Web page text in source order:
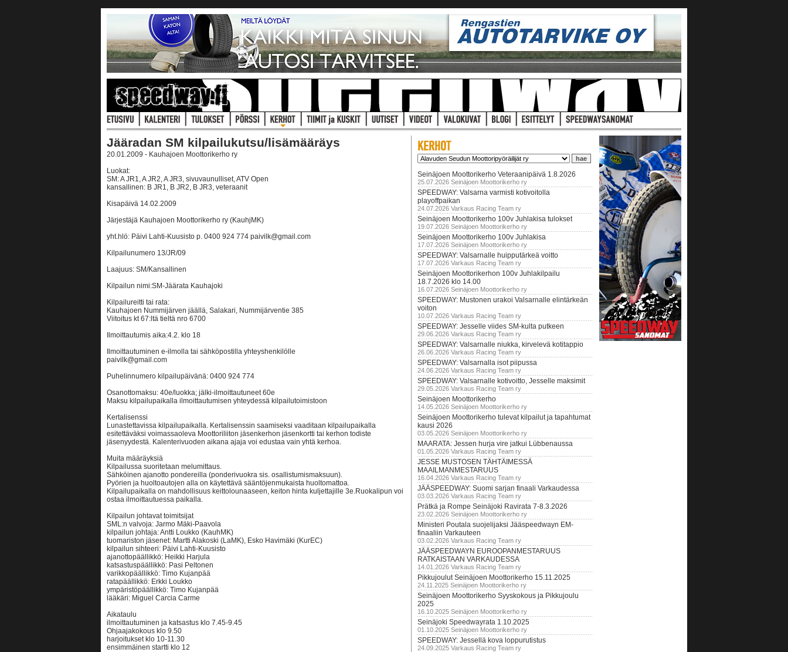
Jääradan SM kilpailukutsu/lisämääräys
20.01.2009 - Kauhajoen Moottorikerho ry
Luokat:
SM: A JR1, A JR2, A JR3, sivuvaunulliset, ATV Open
kansallinen: B JR1, B JR2, B JR3, veteraanit
Kisapäivä 14.02.2009
Järjestäjä Kauhajoen Moottorikerho ry (KauhjMK)
yht.hlö: Päivi Lahti-Kuusisto p. 0400 924 774 paivilk@gmail.com
Kilpailunumero 13/JR/09
Laajuus: SM/Kansallinen
Kilpailun nimi:SM-Jäärata Kauhajoki
Kilpailureitti tai rata:
Kauhajoen Nummijärven jäällä, Salakari, Nummijärventie 385
Viitoitus kt 67:ltä tieltä nro 6700
Ilmoittautumis aika:4.2. klo 18
Ilmoittautuminen e-ilmolla tai sähköpostilla yhteyshenkilölle
paivilk@gmail.com
Puhelinnumero kilpailupäivänä: 0400 924 774
Osanottomaksu: 40e/luokka; jälki-ilmoittautuneet 60e
Maksu kilpailupaikalla ilmoittautumisen yhteydessä kilpailutoimistoon
Kertalisenssi
Lunastettavissa kilpailupaikalla. Kertalisenssin saamiseksi vaaditaan kilpailupaikalla
esitettäväksi voimassaoleva Moottoriliiton jäsenkerhon jäsenkortti tai kerhon todiste
jäsenyydestä. Kalenterivuoden aikana ajaja voi edustaa vain yhtä kerhoa.
Muita määräyksiä
Kilpailussa suoritetaan melumittaus.
Sähköinen ajanotto pondereilla (ponderivuokra sis. osallistumismaksuun).
Pyörien ja huoltoautojen alla on käytettävä sääntöjenmukaista huoltomattoa.
Kilpailupaikalla on mahdollisuus keittolounaaseen, keiton hinta kuljettajille 3e.Ruokalipun voi
ostaa ilmoittautuessa paikalla.
Kilpailun johtavat toimitsijat
SML:n valvoja: Jarmo Mäki-Paavola
kilpailun johtaja: Antti Loukko (KauhMK)
tuomariston jäsenet: Martti Alakoski (LaMK), Esko Havimäki (KurEC)
kilpailun sihteeri: Päivi Lahti-Kuusisto
ajanottopäällikkö: Heikki Harjula
katsastuspäällikkö: Pasi Peltonen
varikkopäällikkö: Timo Kujanpää
ratapäällikkö: Erkki Loukko
ympäristöpäällikkö: Timo Kujanpää
lääkäri: Miguel Carcia Carme
Aikataulu
ilmoittautuminen ja katsastus klo 7.45-9.45
Ohjaajakokous klo 9.50
harjoitukset klo 10-11.30
ensimmäinen startti klo 12
Seinäjoen Moottorikerho Veteraanipäivä 1.8.2026
25.07.2026 Seinäjoen Moottorikerho ry
SPEEDWAY: Valsarna varmisti kotivoitolla
playoffpaikan
24.07.2026 Varkaus Racing Team ry
Seinäjoen Moottorikerho 100v Juhlakisa tulokset
19.07.2026 Seinäjoen Moottorikerho ry
Seinäjoen Moottorikerho 100v Juhlakisa
17.07.2026 Seinäjoen Moottorikerho ry
SPEEDWAY: Valsarnalle huipputärkeä voitto
17.07.2026 Varkaus Racing Team ry
Seinäjoen Moottorikerhon 100v Juhlakilpailu
18.7.2026 klo 14.00
16.07.2026 Seinäjoen Moottorikerho ry
SPEEDWAY: Mustonen urakoi Valsarnalle elintärkeän
voiton
10.07.2026 Varkaus Racing Team ry
SPEEDWAY: Jesselle viides SM-kulta putkeen
29.06.2026 Varkaus Racing Team ry
SPEEDWAY: Valsarnalle niukka, kirvelevä kotitappio
26.06.2026 Varkaus Racing Team ry
SPEEDWAY: Valsarnalla isot piipussa
24.06.2026 Varkaus Racing Team ry
SPEEDWAY: Valsarnalle kotivoitto, Jesselle maksimit
29.05.2026 Varkaus Racing Team ry
Seinäjoen Moottorikerho
14.05.2026 Seinäjoen Moottorikerho ry
Seinäjoen Moottorikerho tulevat kilpailut ja tapahtumat
kausi 2026
03.05.2026 Seinäjoen Moottorikerho ry
MAARATA: Jessen hurja vire jatkui Lübbenaussa
01.05.2026 Varkaus Racing Team ry
JESSE MUSTOSEN TÄHTÄIMESSÄ
MAAILMANMESTARUUS
16.04.2026 Varkaus Racing Team ry
JÄÄSPEEDWAY: Suomi sarjan finaali Varkaudessa
03.03.2026 Varkaus Racing Team ry
Prätkä ja Rompe Seinäjoki Ravirata 7-8.3.2026
23.02.2026 Seinäjoen Moottorikerho ry
Ministeri Poutala suojelijaksi Jääspeedwayn EM-
finaaliin Varkauteen
03.02.2026 Varkaus Racing Team ry
JÄÄSPEEDWAYN EUROOPANMESTARUUS
RATKAISTAAN VARKAUDESSA
14.01.2026 Varkaus Racing Team ry
Pikkujoulut Seinäjoen Moottorikerho 15.11.2025
24.11.2025 Seinäjoen Moottorikerho ry
Seinäjoen Moottorikerho Syyskokous ja Pikkujoulu
2025
16.10.2025 Seinäjoen Moottorikerho ry
Seinäjoki Speedwayrata 1.10.2025
01.10.2025 Seinäjoen Moottorikerho ry
SPEEDWAY: Jessellä kova loppurutistus
24.09.2025 Varkaus Racing Team ry